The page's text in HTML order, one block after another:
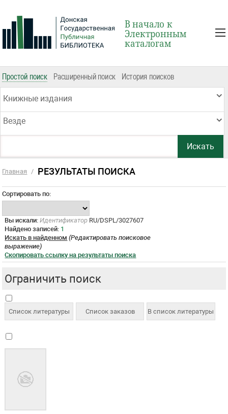
В начало к
Электронным
каталогам
Книжные издания
Простой поиск Расширенный поиск История поисков
Везде
Главная / РЕЗУЛЬТАТЫ ПОИСКА
Сортировать по:
Вы искали: Идентификатор RU/DSPL/3027607
Найдено записей: 1
Искать в найденном (Редактировать поисковое
выражение)
Скопировать ссылку на результаты поиска
Ограничить поиск